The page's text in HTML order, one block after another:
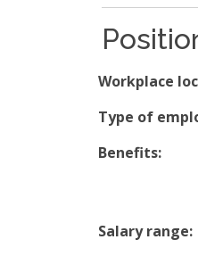
Workplace
Type of
Benefits:
Salary range: